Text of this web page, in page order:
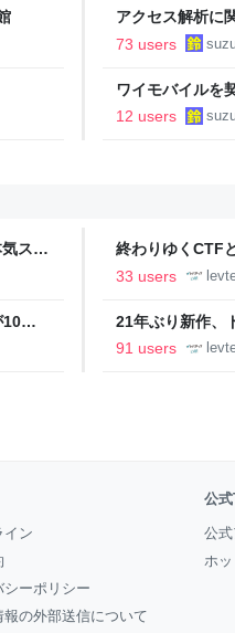
アクセス解析に
いチャレンジ！
73 users
ワイモバイルを
は11月11日まで
12 users
スキ
央
終わりゆくCTF
ること【フォー
33 users
年
21年ぶり新作、
ついて作者に聞
91 users
イン
シーポリシー
報の外部送信について
公
公式
ホ